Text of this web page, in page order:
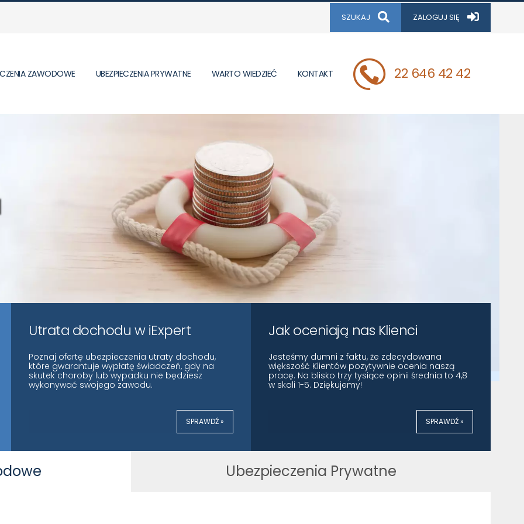
ZALOGUJ SIĘ
SZUKAJ
ZAWODOWE UBEZPIECZENIA PRYWATNE WARTO WIEDZIEĆ KONTAKT 22 646 42 42
Utrata dochodu w iExpert
Poznaj ofertę ubezpieczenia utraty dochodu,
które gwarantuje wypłatę świadczeń, gdy na
skutek choroby lub wypadku nie będziesz
wykonywać swojego zawodu.
SPRAWDŹ »
Jak oceniają nas Klienci
Jesteśmy dumni z faktu, że zdecydowana
większość Klientów pozytywnie ocenia naszą
pracę. Na blisko trzy tysiące opinii średnia to 4,8
w skali 1-5. Dziękujemy!
SPRAWDŹ »
Ubezpieczenia Prywatne